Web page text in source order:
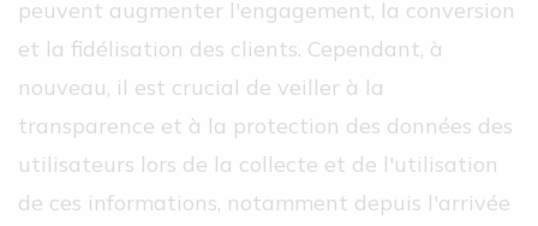
peuvent augmenter l'engagement, la conversion
et la fidélisation des clients. Cependant, à
nouveau, il est crucial de veiller à la
transparence et à la protection des données des
utilisateurs lors de la collecte et de l'utilisation
de ces informations, notamment depuis l'arrivée